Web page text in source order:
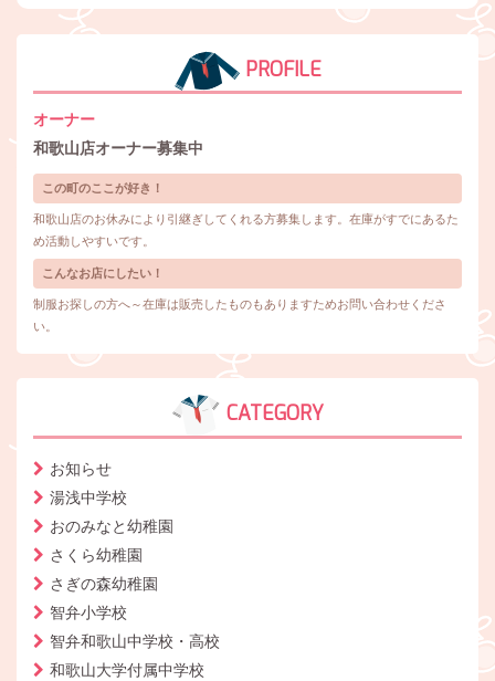
PROFILE
オーナー
和歌山店オーナー募集中
この町のここが好き！
和歌山店のお休みにより引継ぎしてくれる方募集します。在庫がすでにあるた
め活動しやすいです。
こんなお店にしたい！
制服お探しの方へ～在庫は販売したものもありますためお問い合わせくださ
い。
CATEGORY
お知らせ
湯浅中学校
おのみなと幼稚園
さくら幼稚園
さぎの森幼稚園
智弁小学校
智弁和歌山中学校・高校
和歌山大学付属中学校